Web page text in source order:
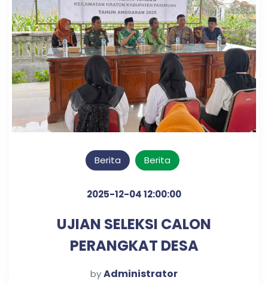
Berita Berita
2025-12-04 12:00:00
UJIAN SELEKSI CALON
PERANGKAT DESA
KLAMPISREJO
byAdministrator